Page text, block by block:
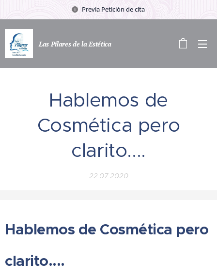
Previa Petición de cita
Las Pilares de la Estética
Hablemos de
Cosmética pero
clarito....
22.07.2020
Hablemos de Cosmética pero
clarito....